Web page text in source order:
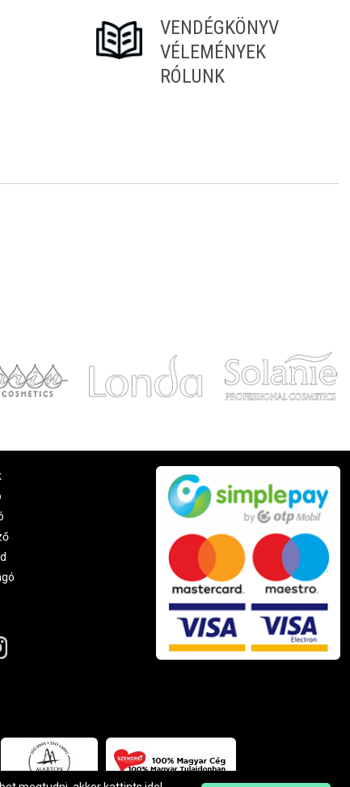
VENDÉGKÖNYV
VÉLEMÉNYEK
RÓLUNK